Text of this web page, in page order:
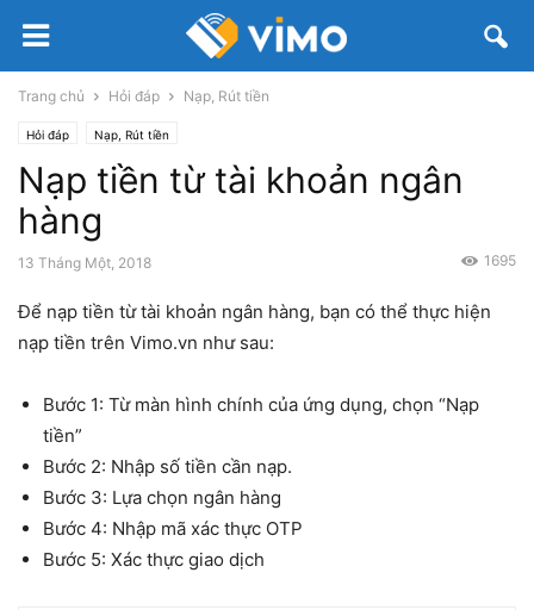
Trang chủ Hỏi đáp Nạp, Rút tiền
Hỏi đáp Nạp, Rút tiền
Nạp tiền từ tài khoản ngân
hàng
13 Tháng Một, 2018 1695
Để nạp tiền từ tài khoản ngân hàng, bạn có thể thực hiện
nạp tiền trên Vimo.vn như sau:
Bước 1: Từ màn hình chính của ứng dụng, chọn “Nạp
tiền”
Bước 2: Nhập số tiền cần nạp.
Bước 3: Lựa chọn ngân hàng
Bước 4: Nhập mã xác thực OTP
Bước 5: Xác thực giao dịch